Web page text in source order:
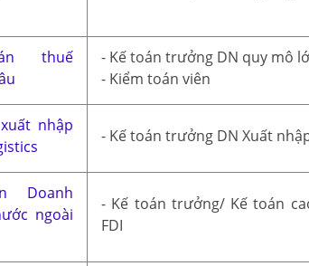
thuế
- Kế toán trưởng DN quy mô
- Kiểm toán viên
nhập
- Kế toán trưởng DN Xuất
Doanh
ngoài
- Kế toán trưởng/ Kế toán
FDI